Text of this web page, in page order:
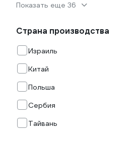
Показать еще 36
Страна производства
Израиль
Китай
Польша
Сербия
Тайвань